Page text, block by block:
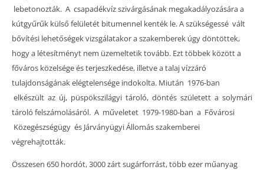
lebetonozták. A csapadékvíz szivárgásának megakadályozására a
kútgyűrűk külső felületét bitumennel kenték le. A szükségessé vált
bővítési lehetőségek vizsgálatakor a szakemberek úgy döntöttek,
hogy a létesítményt nem üzemeltetik tovább. Ezt többek között a
főváros közelsége és terjeszkedése, illetve a talaj vízzáró
tulajdonságának elégtelensége indokolta. Miután 1976-ban
elkészült az új, püspökszilágyi tároló, döntés született a solymári
tároló felszámolásáról. A műveletet 1979-1980-ban a Fővárosi
Közegészségügy és Járványügyi Állomás szakemberei
végrehajtották.
Összesen 650 hordót, 3000 zárt sugárforrást, több ezer műanyag